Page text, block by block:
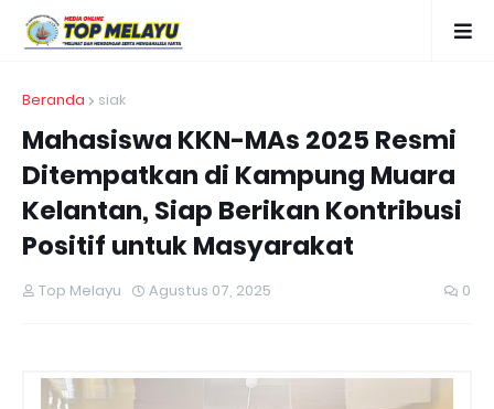
Beranda siak
Mahasiswa KKN-MAs 2025 Resmi
Ditempatkan di Kampung Muara
Kelantan, Siap Berikan Kontribusi
Positif untuk Masyarakat
Top Melayu Agustus 07, 2025 0